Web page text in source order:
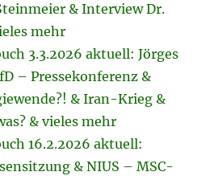
& Interview Dr.
mehr
3.3.2026 aktuell: Jörges
– Pressekonferenz &
& Iran-Krieg &
& vieles mehr
16.2.2026 aktuell:
& NIUS – MSC-